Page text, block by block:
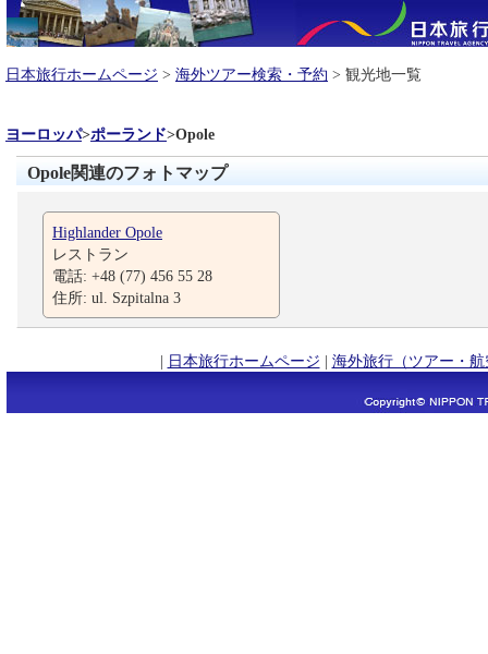
日本旅行ホームページ > 海外ツアー検索・予約 > 観光地一覧
ヨーロッパ>ポーランド>Opole
Opole関連のフォトマップ
Highlander Opole
レストラン
電話: +48 (77) 456 55 28
住所: ul. Szpitalna 3
| 日本旅行ホームページ | 海外旅行（ツアー・航